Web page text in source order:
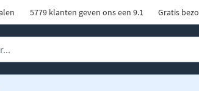
5779 klanten geven ons een 9.1 Gratis